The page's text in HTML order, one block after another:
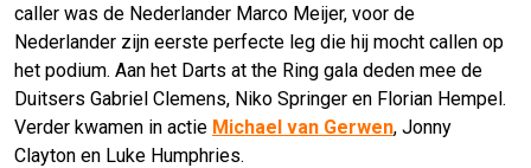
caller was de Nederlander Marco Meijer, voor de
Nederlander zijn eerste perfecte leg die hij mocht callen op
het podium. Aan het Darts at the Ring gala deden mee de
Duitsers Gabriel Clemens, Niko Springer en Florian Hempel.
Verder kwamen in actie Michael van Gerwen, Jonny
Clayton en Luke Humphries.